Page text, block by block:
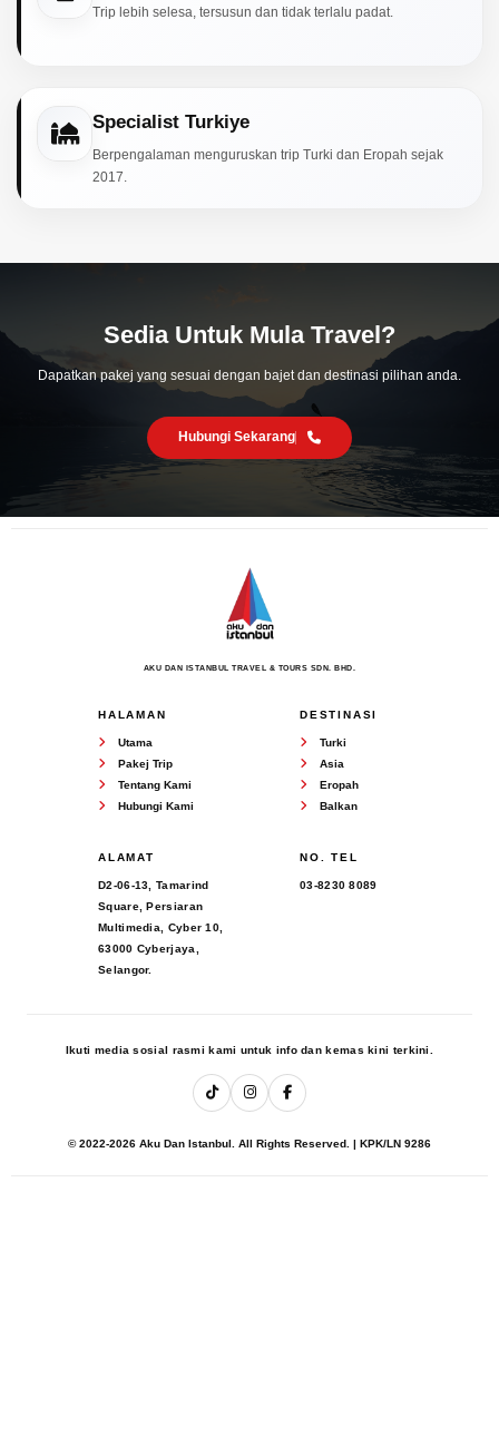
Trip lebih selesa, tersusun dan tidak terlalu padat.
Specialist Turkiye
Berpengalaman menguruskan trip Turki dan Eropah sejak
2017.
Sedia Untuk Mula Travel?
Dapatkan pakej yang sesuai dengan bajet dan destinasi pilihan anda.
Hubungi Sekarang
AKU DAN ISTANBUL TRAVEL & TOURS SDN. BHD.
HALAMAN
Utama
Pakej Trip
Tentang Kami
Hubungi Kami
DESTINASI
Turki
Asia
Eropah
Balkan
ALAMAT
D2-06-13, Tamarind
Square, Persiaran
Multimedia, Cyber 10,
63000 Cyberjaya,
Selangor.
NO. TEL
03-8230 8089
Ikuti media sosial rasmi kami untuk info dan kemas kini terkini.
© 2022-2026 Aku Dan Istanbul. All Rights Reserved. | KPK/LN 9286